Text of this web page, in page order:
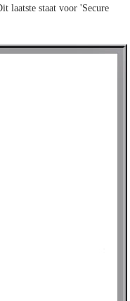
laatste staat voor 'Secure